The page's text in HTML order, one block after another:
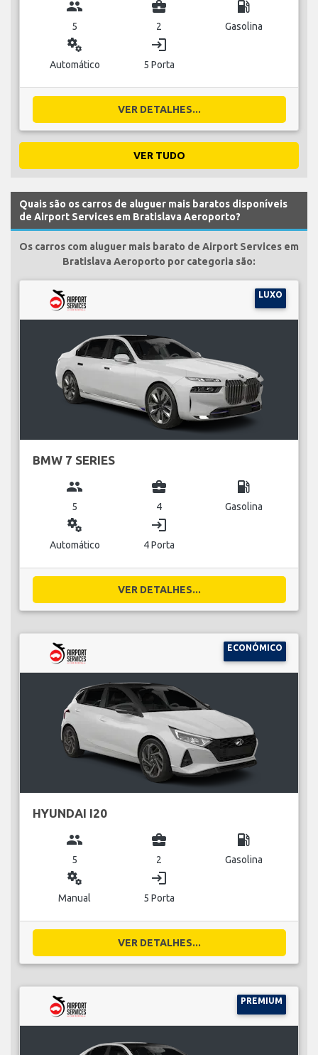
group
5
business_center
2
local_gas_station
Gasolina
miscellaneous_services
Automático
login
5 Porta
VER DETALHES...
VER TUDO
Quais são os carros de aluguer mais baratos disponíveis
de Airport Services em Bratislava Aeroporto?
Os carros com aluguer mais barato de Airport Services em
Bratislava Aeroporto por categoria são:
LUXO
BMW 7 SERIES
group
5
business_center
4
local_gas_station
Gasolina
miscellaneous_services
Automático
login
4 Porta
VER DETALHES...
ECONÓMICO
HYUNDAI I20
group
5
business_center
2
local_gas_station
Gasolina
miscellaneous_services
Manual
login
5 Porta
VER DETALHES...
PREMIUM